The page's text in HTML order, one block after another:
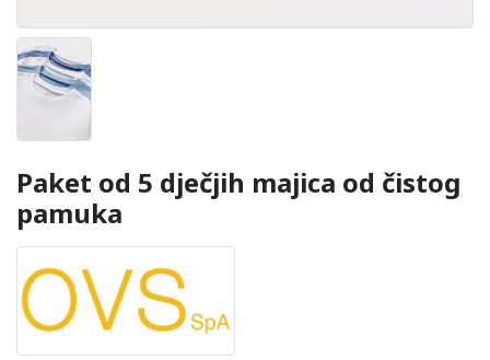
Paket od 5 dječjih majica od čistog
pamuka